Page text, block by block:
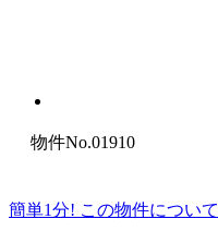
物件No.01910
簡単1分! この物件について